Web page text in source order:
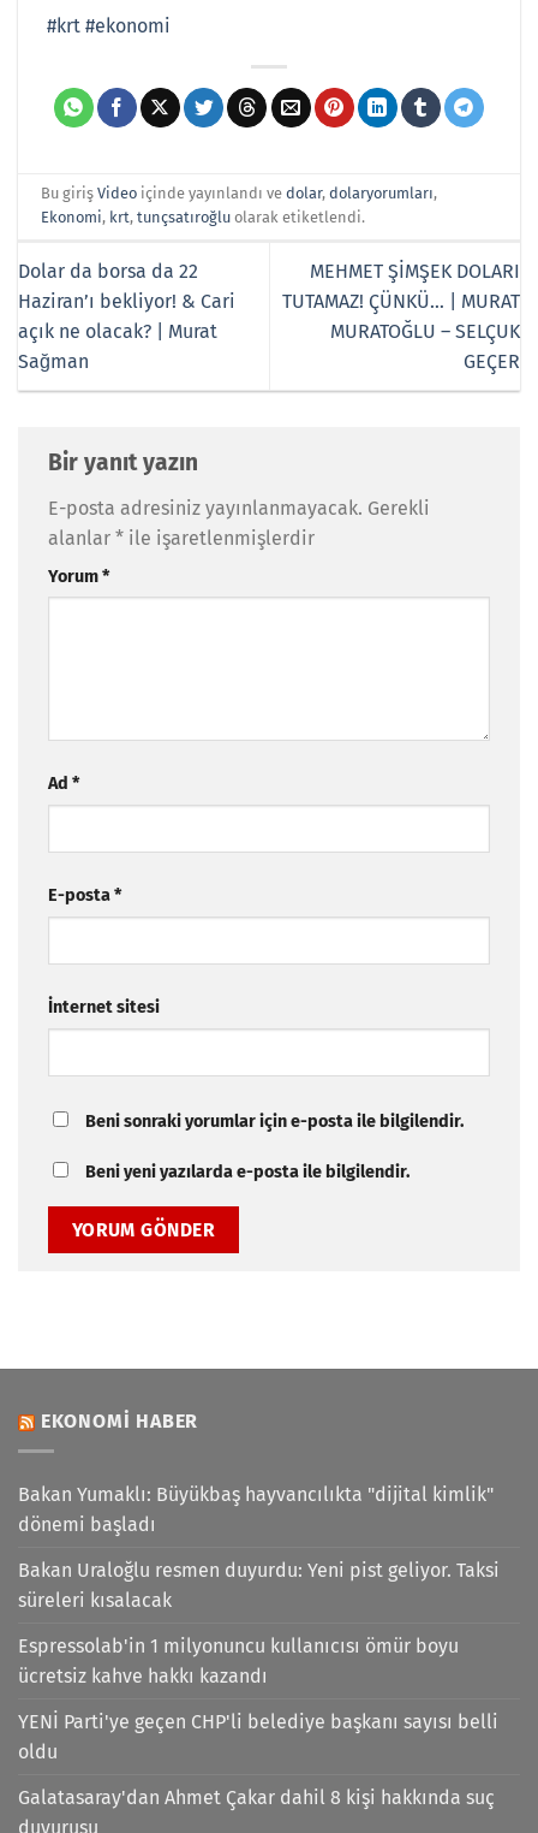
#krt #ekonomi
Bu girişVideo içinde yayınlandı vedolar,dolaryorumları,
Ekonomi, krt,tunçsatıroğlu olarak etiketlendi.
Dolar da borsa da 22
Haziran’ı bekliyor! & Cari
açık ne olacak? | Murat
Sağman
MEHMET ŞİMŞEK DOLARI
TUTAMAZ! ÇÜNKÜ… | MURAT
MURATOĞLU – SELÇUK
GEÇER
Bir yanıt yazın
E-posta adresiniz yayınlanmayacak. Gerekli
alanlar * ile işaretlenmişlerdir
Yorum*
Ad *
E-posta*
İnternet sitesi
Beni sonraki yorumlar için e-posta ile bilgilendir.
Beni yeni yazılarda e-posta ile bilgilendir.
EKONOMI HABER
Bakan Yumaklı: Büyükbaş hayvancılıkta "dijital kimlik"
dönemi başladı
Bakan Uraloğlu resmen duyurdu: Yeni pist geliyor. Taksi
süreleri kısalacak
Espressolab'in 1 milyonuncu kullanıcısı ömür boyu
ücretsiz kahve hakkı kazandı
YENİ Parti'ye geçen CHP'li belediye başkanı sayısı belli
oldu
Galatasaray'dan Ahmet Çakar dahil 8 kişi hakkında suç
duyurusu